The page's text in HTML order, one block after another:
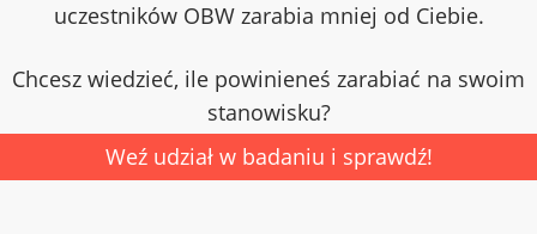
uczestników OBW zarabia mniej od Ciebie.
Chcesz wiedzieć, ile powinieneś zarabiać na swoim
stanowisku?
Weź udział w badaniu i sprawdź!